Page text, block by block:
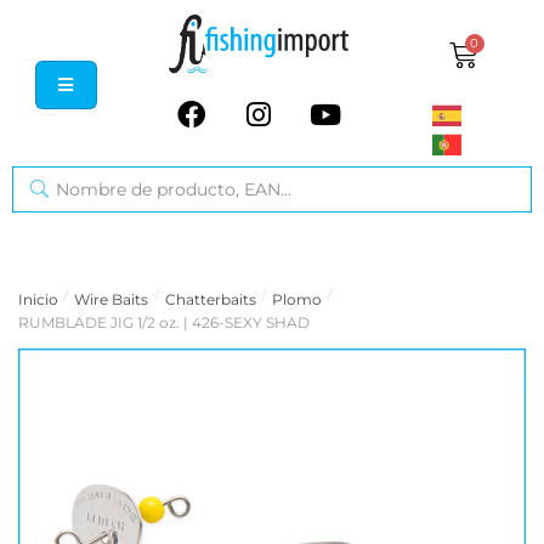
0
Inicio / Wire Baits / Chatterbaits / Plomo /
RUMBLADE JIG 1/2 oz. | 426-SEXY SHAD